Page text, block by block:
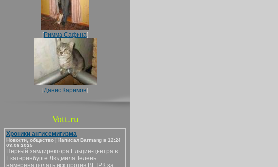
[Римма Сафина]
[Данис Каримов]
Vott.ru
Хроники антисемитизма
Новости, общество | Написал Barmang в 12:24
03.08.2025
Первый замдиректора Ельцин-центра в
Екатеринбурге Людмила Телень
намерена подать иск против ВГТРК за